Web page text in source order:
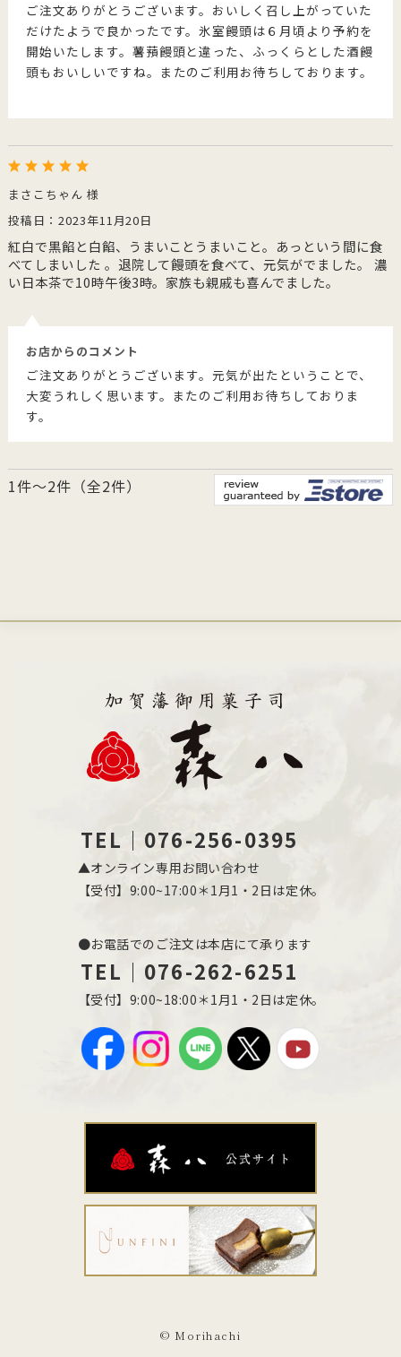
ご注文ありがとうございます。おいしく召し上がっていた
だけたようで良かったです。氷室饅頭は６月頃より予約を
開始いたします。薯蕷饅頭と違った、ふっくらとした酒饅
頭もおいしいですね。またのご利用お待ちしております。
まさこちゃん 様
投稿日：2023年11月20日
紅白で黒餡と白餡、うまいことうまいこと。あっという間に食
べてしまいした 。退院して饅頭を食べて、元気がでました。 濃
い日本茶で10時午後3時。家族も親戚も喜んでました。
お店からのコメント
ご注文ありがとうございます。元気が出たということで、
大変うれしく思います。またのご利用お待ちしておりま
す。
1件～2件（全2件）
TEL｜076-256-0395
▲オンライン専用お問い合わせ
【受付】9:00~17:00＊1月1・2日は定休。
●お電話でのご注文は本店にて承ります
TEL｜076-262-6251
【受付】9:00~18:00＊1月1・2日は定休。
© Morihachi